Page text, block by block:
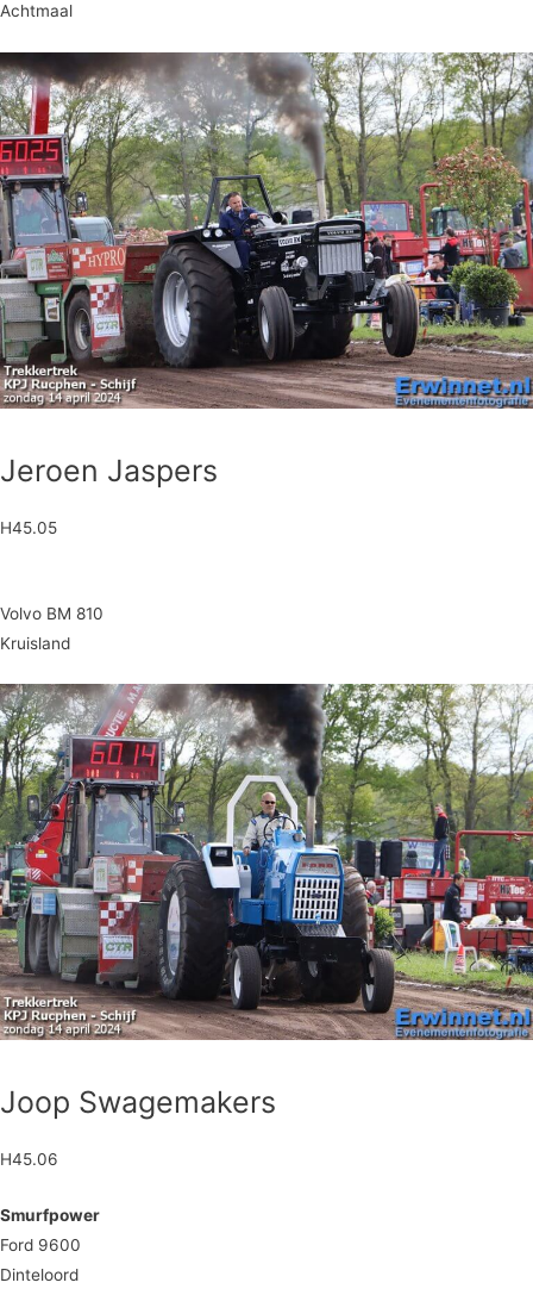
Achtmaal
Jeroen Jaspers
H45.05
Volvo BM 810
Kruisland
Joop Swagemakers
H45.06
Smurfpower
Ford 9600
Dinteloord